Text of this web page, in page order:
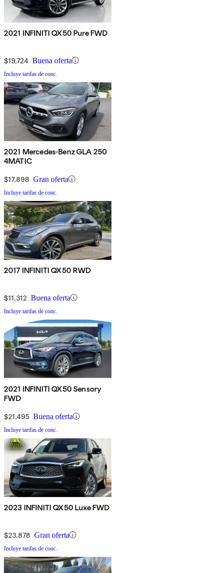
2021 INFINITI QX50 Pure FWD
$19,724 Buena oferta
Incluye tarifas de conc.
2021 Mercedes-Benz GLA 250
4MATIC
$17,898 Gran oferta
Incluye tarifas de conc.
2017 INFINITI QX50 RWD
$11,312 Buena oferta
Incluye tarifas de conc.
2021 INFINITI QX50 Sensory
FWD
$21,495 Buena oferta
Incluye tarifas de conc.
2023 INFINITI QX50 Luxe FWD
$23,878 Gran oferta
Incluye tarifas de conc.